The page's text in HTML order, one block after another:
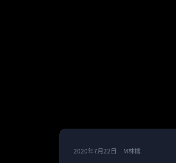
2020年7月22日 M林檎